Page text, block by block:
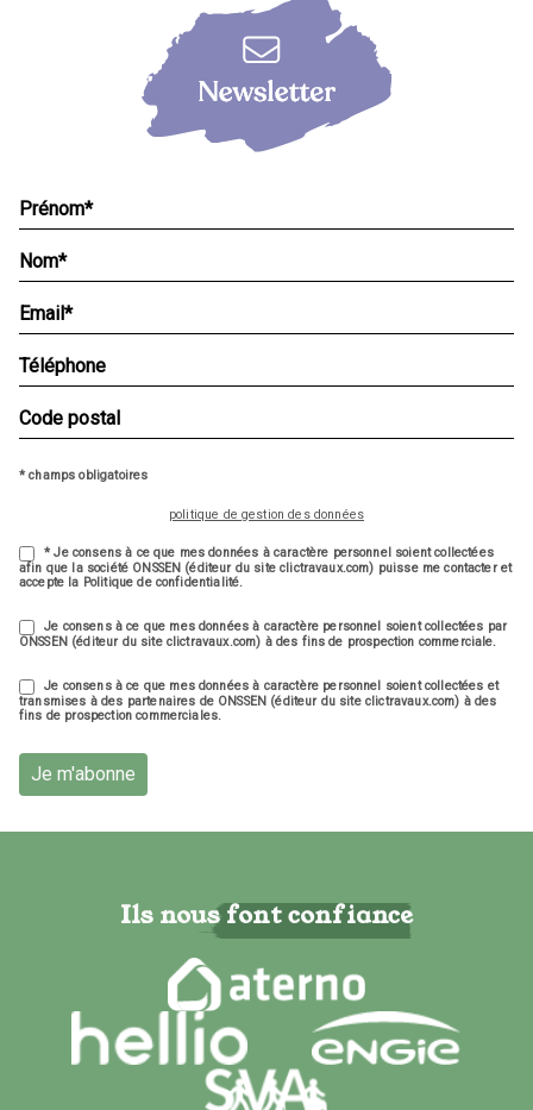
* champs obligatoires
politique de gestion des données
* Je consens à ce que mes données à caractère personnel soient collectées
afin que la société ONSSEN (éditeur du site clictravaux.com) puisse me contacter et
accepte la Politique de confidentialité.
Je consens à ce que mes données à caractère personnel soient collectées par
ONSSEN (éditeur du site clictravaux.com) à des fins de prospection commerciale.
Je consens à ce que mes données à caractère personnel soient collectées et
transmises à des partenaires de ONSSEN (éditeur du site clictravaux.com) à des
fins de prospection commerciales.
Je m'abonne
Ils nous font confiance